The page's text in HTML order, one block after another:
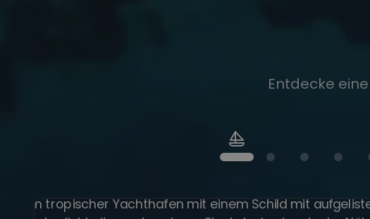
Entdecke